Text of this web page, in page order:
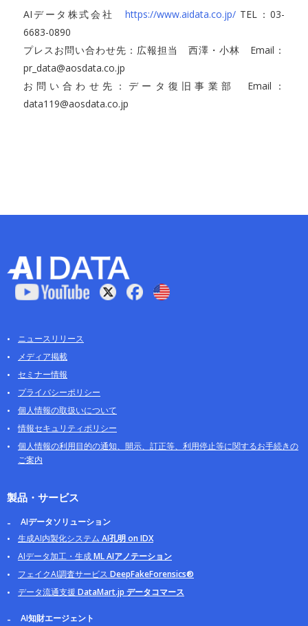
AIデータ株式会社 https://www.aidata.co.jp/TEL：03-
6683-0890
プレスお問い合わせ先：広報担当 西澤・小林 Email：
pr_data@aosdata.co.jp
お問い合わせ先：データ復旧事業部 Email：
data119@aosdata.co.jp
ニュースリリース
メディア掲載
セミナー情報
プライバシーポリシー
個人情報の取扱いについて
情報セキュリティポリシー
個人情報の利用目的の通知、開示、訂正等、利用停止等に関するお手続きの
ご案内
製品・サービス
AIデータソリューション
生成AI内製化システム AI孔明 on IDX
AIデータ加工・生成ML AIアノテーション
フェイクAI調査サービス DeepFakeForensics®
データ流通支援 DataMart.jp データコマース
AI知財エージェント